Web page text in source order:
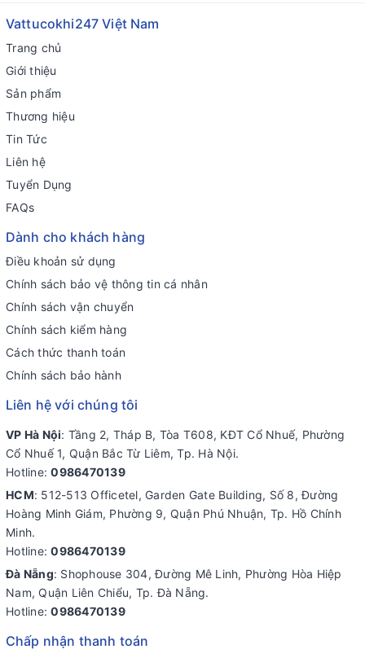
Vattucokhi247 Việt Nam
Trang chủ
Giới thiệu
Sản phẩm
Thương hiệu
Tin Tức
Liên hệ
Tuyển Dụng
FAQs
Dành cho khách hàng
Điều khoản sử dụng
Chính sách bảo vệ thông tin cá nhân
Chính sách vận chuyển
Chính sách kiểm hàng
Cách thức thanh toán
Chính sách bảo hành
Liên hệ với chúng tôi
VP Hà Nội: Tầng 2, Tháp B, Tòa T608, KĐT Cổ Nhuế, Phường
Cổ Nhuế 1, Quận Bắc Từ Liêm, Tp. Hà Nội.
Hotline:0986470139
HCM: 512-513 Officetel, Garden Gate Building, Số 8, Đường
Hoàng Minh Giám, Phường 9, Quận Phú Nhuận, Tp. Hồ Chính
Minh.
Hotline:0986470139
Đà Nẵng: Shophouse 304, Đường Mê Linh, Phường Hòa Hiệp
Nam, Quận Liên Chiểu, Tp. Đà Nẵng.
Hotline:0986470139
Chấp nhận thanh toán